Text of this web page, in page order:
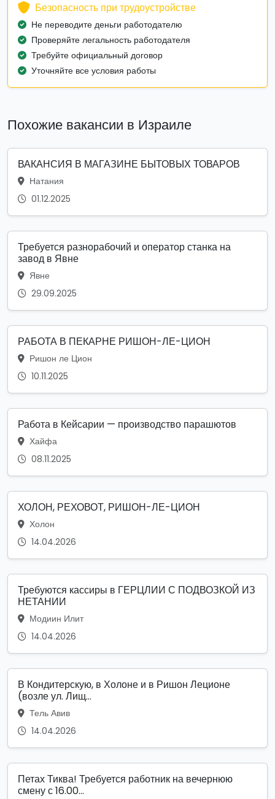
Безопасность при трудоустройстве
Не переводите деньги работодателю
Проверяйте легальность работодателя
Требуйте официальный договор
Уточняйте все условия работы
Похожие вакансии в Израиле
ВАКАНСИЯ В МАГАЗИНЕ БЫТОВЫХ ТОВАРОВ
Натания
01.12.2025
Требуется разнорабочий и оператор станка на
завод в Явне
Явне
29.09.2025
РАБОТА В ПЕКАРНЕ РИШОН-ЛЕ-ЦИОН
Ришон ле Цион
10.11.2025
Работа в Кейсарии — производство парашютов
Хайфа
08.11.2025
ХОЛОН, РЕХОВОТ, РИШОН-ЛЕ-ЦИОН
Холон
14.04.2026
Требуются кассиры в ГЕРЦЛИИ С ПОДВОЗКОЙ ИЗ
НЕТАНИИ
Модиин Илит
14.04.2026
В Кондитерскую, в Холоне и в Ришон Леционе
(возле ул. Лищ...
Тель Авив
14.04.2026
Петах Тиква! Требуется работник на вечернюю
смену с 16.00...